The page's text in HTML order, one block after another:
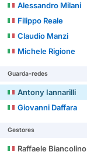
Alessandro Milani
Filippo Reale
Claudio Manzi
Michele Rigione
Guarda-redes
Antony Iannarilli
Giovanni Daffara
Gestores
Raffaele Biancolino